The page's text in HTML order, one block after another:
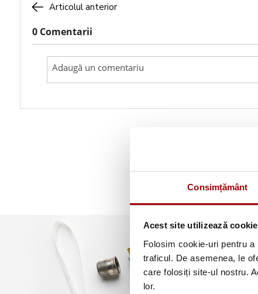
Consimțământ
Acest site utilizează
Folosim cookie-uri pentru
traficul. De asemenea, le
care folosiți site-ul nostru.
lor.
Articolul anterior
0 Comentarii